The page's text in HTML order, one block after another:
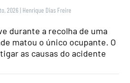
2026 | Henrique Dias Freire
durante a recolha de uma
matou o único ocupante. O
as causas do acidente